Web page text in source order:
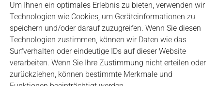
Um Ihnen ein optimales Erlebnis zu bieten, verwenden wir
Technologien wie Cookies, um Geräteinformationen zu
speichern und/oder darauf zuzugreifen. Wenn Sie diesen
Technologien zustimmen, können wir Daten wie das
Surfverhalten oder eindeutige IDs auf dieser Website
verarbeiten. Wenn Sie Ihre Zustimmung nicht erteilen oder
zurückziehen, können bestimmte Merkmale und
25
JUNI 2025
Werteschulung für AWO
Mitarbeiter
Wir in der AWO treten für Freiheit, Gleichheit,
Gerechtigkeit, Solidarität und Toleranz ein. Wir